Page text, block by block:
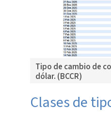
Tipo de cambio de
dólar. (BCCR)
Clases de